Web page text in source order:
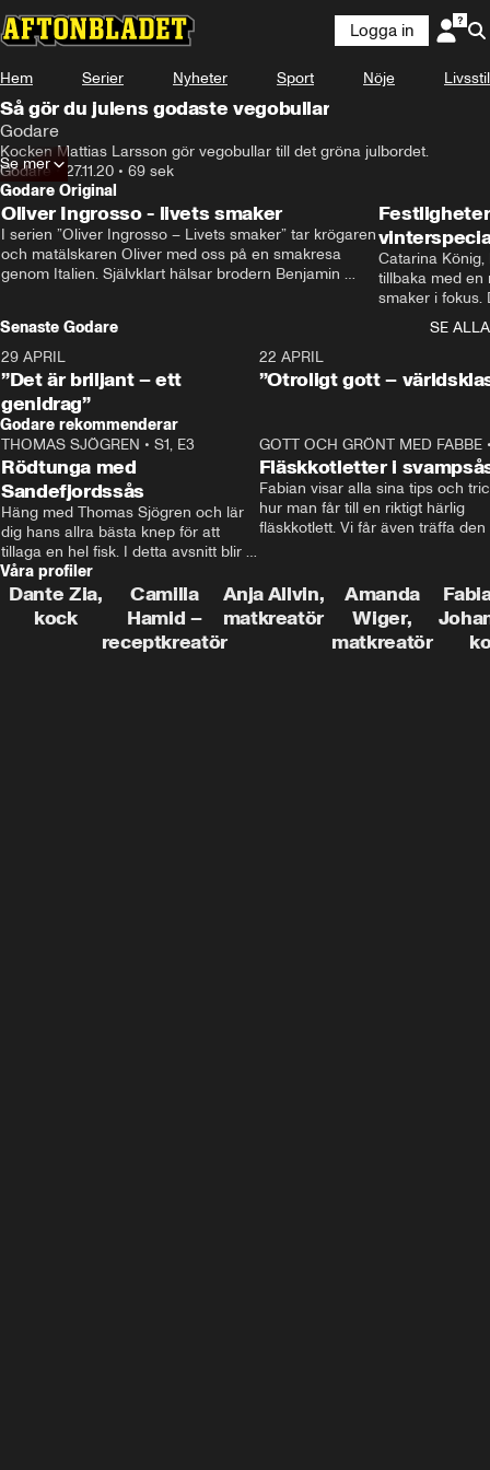
Logga in
Hem Serier Nyheter Sport Nöje Livsstil
Så gör du julens godaste vegobullar
Godare
Kocken Mattias Larsson gör vegobullar till det gröna julbordet.
Godare • 27.11.20 • 69 sek
Se mer
Godare Original
Oliver Ingrosso - livets smaker
I serien ”Oliver Ingrosso – Livets smaker” tar krögaren
och matälskaren Oliver med oss på en smakresa
genom Italien. Självklart hälsar brodern Benjamin
Catarina
tillbaka med en
smaker i fokus.
julfavoriter
Senaste Godare
SE ALLA
29 APRIL
”Det är briljant – ett
genidrag”
22 APRIL
”Otroligt gott –
Godare rekommenderar
THOMAS SJÖGREN • S1, E3
Rödtunga med
Sandefjordssås
Häng med Thomas Sjögren och lär
dig hans allra bästa knep för att
tillaga en hel fisk. I detta avsnitt blir
de helstekt rödtunga med
sandefjordssås och en magisk sallad
på pepparrot och äpple.
GOTT OCH GRÖNT MED FABBE
Fläskkotletter i
Fabian visar alla sina tips och
hur man får till en riktigt härlig
fläskkotlett. Vi får även träffa den
grisbonde på Gotland.
Våra profiler
Dante Zia,
kock
Camilla
Hamid –
receptkreatör
Anja Allvin,
matkreatör
Amanda
Wiger,
matkreatör